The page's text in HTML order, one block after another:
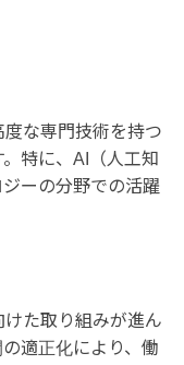
な専門技術を持つ
特に、AI（人工知
ーの分野での活躍
た取り組みが進ん
適正化により、働